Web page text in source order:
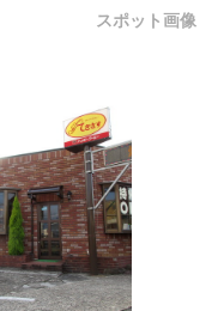
スポット画像